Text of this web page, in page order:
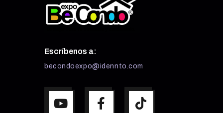
Escríbenos a:
becondoexpo@idennto.com